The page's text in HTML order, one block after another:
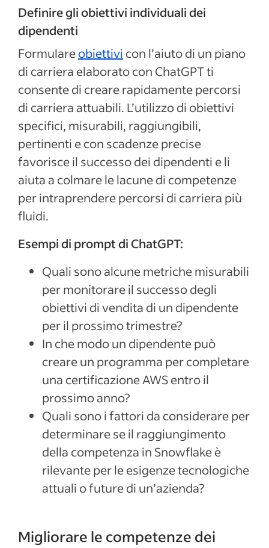
Definire gli obiettivi individuali dei
dipendenti
Formulareobiettivi con l’aiuto di un piano
di carriera elaborato con ChatGPT ti
consente di creare rapidamente percorsi
di carriera attuabili. L’utilizzo di obiettivi
specifici, misurabili, raggiungibili,
pertinenti e con scadenze precise
favorisce il successo dei dipendenti e li
aiuta a colmare le lacune di competenze
per intraprendere percorsi di carriera più
fluidi.
Esempi di prompt di ChatGPT:
Quali sono alcune metriche misurabili
per monitorare il successo degli
obiettivi di vendita di un dipendente
per il prossimo trimestre?
In che modo un dipendente può
creare un programma per completare
una certificazione AWS entro il
prossimo anno?
Quali sono i fattori da considerare per
determinare se il raggiungimento
della competenza in Snowflake è
rilevante per le esigenze tecnologiche
attuali o future di un’azienda?
Migliorare le competenze dei